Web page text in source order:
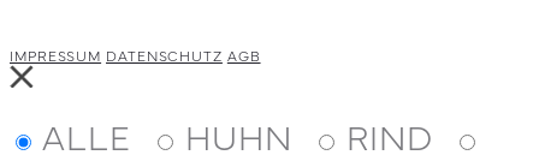
IMPRESSUM DATENSCHUTZ AGB
Close
ALLE HUHN
RIND